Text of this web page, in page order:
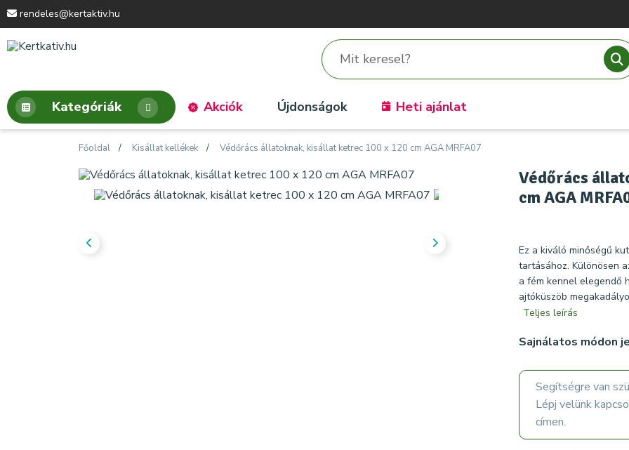
rendeles@kertaktiv.hu
Kategóriák Akciók Újdonságok Heti ajánlat
Főoldal Kisállat kellékek Védőrács állatoknak, kisállat ketrec 100 x 120 cm AGA MRFA07
Védőrács
cm AGA
Ez a kiváló minőségű
tartásához. Különösen
a fém kennel elegendő
ajtóküszöb
Teljes leírás
Sajnálatos módon
Segítségre van
Lépj velünk
címen.